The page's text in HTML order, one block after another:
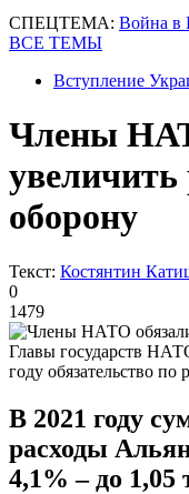
СПЕЦТЕМА: Война в
ВСЕ ТЕМЫ
Вступление
Члены
оборону
Текст: Костянтин
0
1479
Главы государств
году обязательство по
В 2021 году
расходы
4,1% – до 1,05